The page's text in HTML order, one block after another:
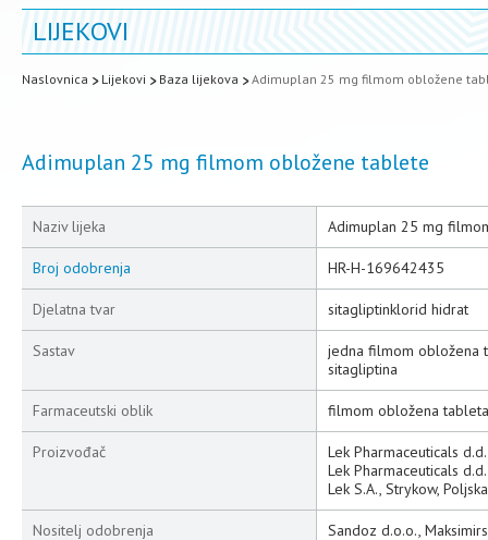
LIJEKOVI
Naslovnica Lijekovi Baza lijekova Adimuplan 25 mg filmom obložene
Adimuplan 25 mg filmom obložene tablete
Naziv lijeka Adimuplan 25 mg
Broj odobrenja HR-H-169642435
Djelatna tvar sitagliptinklorid hidrat
Sastav
jedna filmom obložena
sitagliptina
Farmaceutski oblik filmom obložena tableta
Proizvođač
Lek Pharmaceuticals
Lek Pharmaceuticals
Lek S.A., Strykow, Poljska
Nositelj odobrenja Sandoz d.o.o.,